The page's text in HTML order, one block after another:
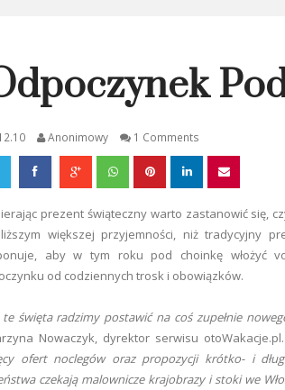
Anonimowy 1 Comments
prezent świąteczny warto zastanowić się,
większej przyjemności, niż tradycyjny
aby w tym roku pod choinkę włożyć
od codziennych trosk i obowiązków.
te święta radzimy postawić na coś zupełnie
Nowaczyk, dyrektor serwisu
ofert noclegów oraz propozycji krótko- i
czekają malownicze krajobrazy i stoki we